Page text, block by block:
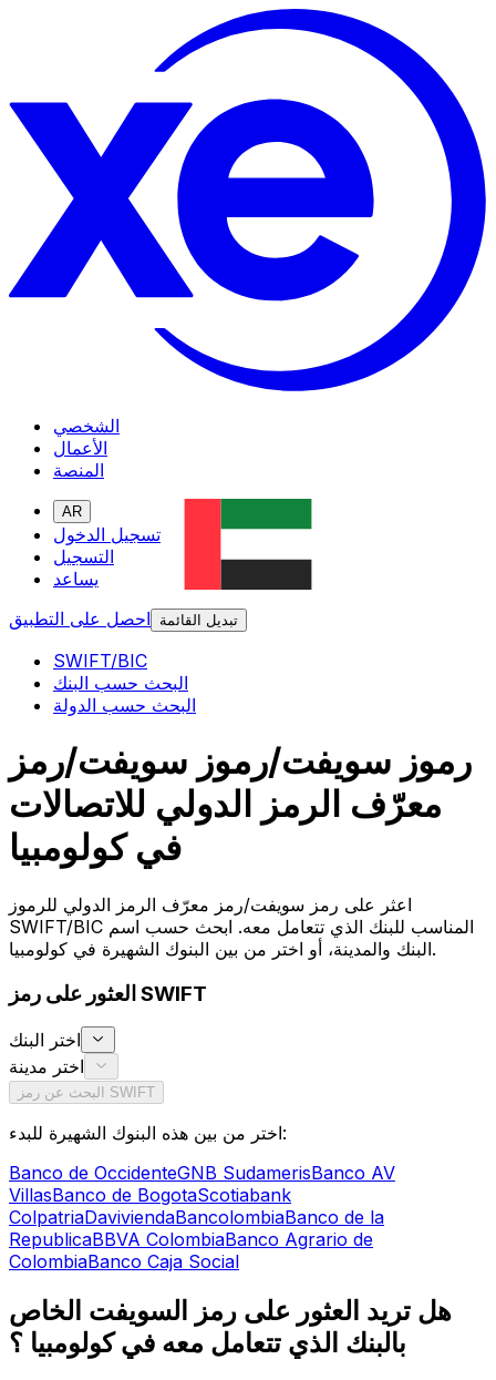
الشخصي
الأعمال
المنصة
AR
تسجيل الدخول
التسجيل
يساعد
احصل على التطبيق
تبديل القائمة
SWIFT/BIC
البحث حسب البنك
البحث حسب الدولة
رموز سويفت/رموز سويفت/رمز
معرّف الرمز الدولي للاتصالات
في كولومبيا
اعثر على رمز سويفت/رمز معرّف الرمز الدولي للرموز
SWIFT/BIC المناسب للبنك الذي تتعامل معه. ابحث حسب اسم
البنك والمدينة، أو اختر من بين البنوك الشهيرة في كولومبيا.
العثور على رمز SWIFT
اختر البنك
اختر مدينة
البحث عن رمز SWIFT
اختر من بين هذه البنوك الشهيرة للبدء:
Banco de OccidenteGNB SudamerisBanco AV
VillasBanco de BogotaScotiabank
ColpatriaDaviviendaBancolombiaBanco de la
RepublicaBBVA ColombiaBanco Agrario de
ColombiaBanco Caja Social
هل تريد العثور على رمز السويفت الخاص
بالبنك الذي تتعامل معه في كولومبيا ؟